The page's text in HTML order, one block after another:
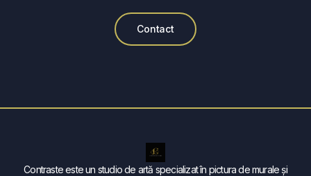
Contact
Contraste este un studio de artă specializat în pictura de murale și